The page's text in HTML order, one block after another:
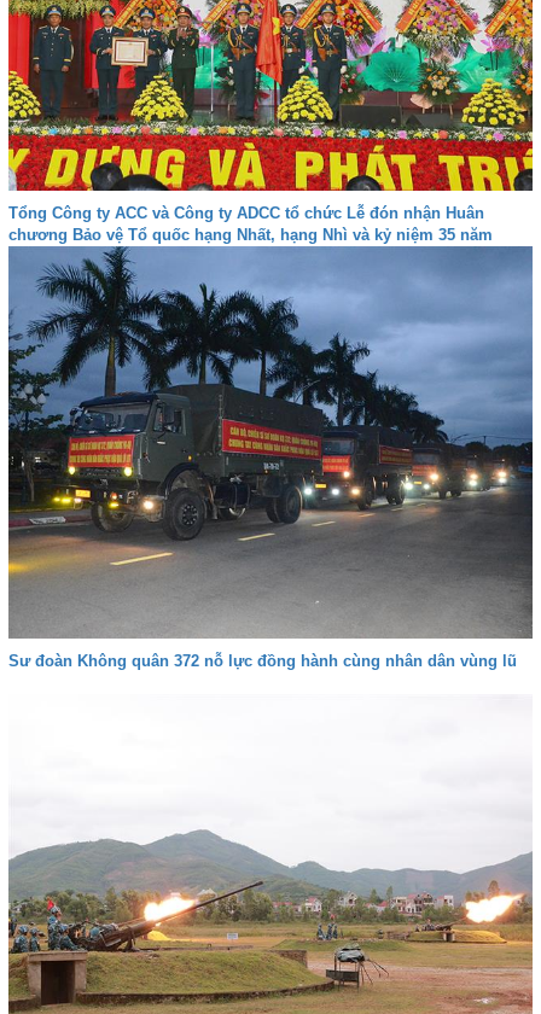
Tổng Công ty ACC và Công ty ADCC tổ chức Lễ đón nhận Huân
chương Bảo vệ Tổ quốc hạng Nhất, hạng Nhì và kỷ niệm 35 năm
Ngày truyền thống
Sư đoàn Không quân 372 nỗ lực đồng hành cùng nhân dân vùng lũ